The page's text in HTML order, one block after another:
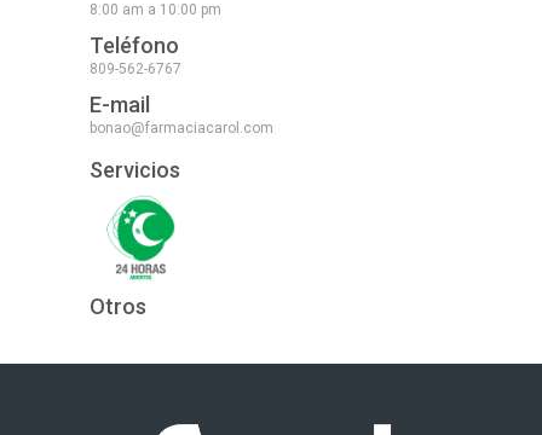
8:00 am a 10:00 pm
Teléfono
809-562-6767
E-mail
bonao@farmaciacarol.com
Servicios
Otros